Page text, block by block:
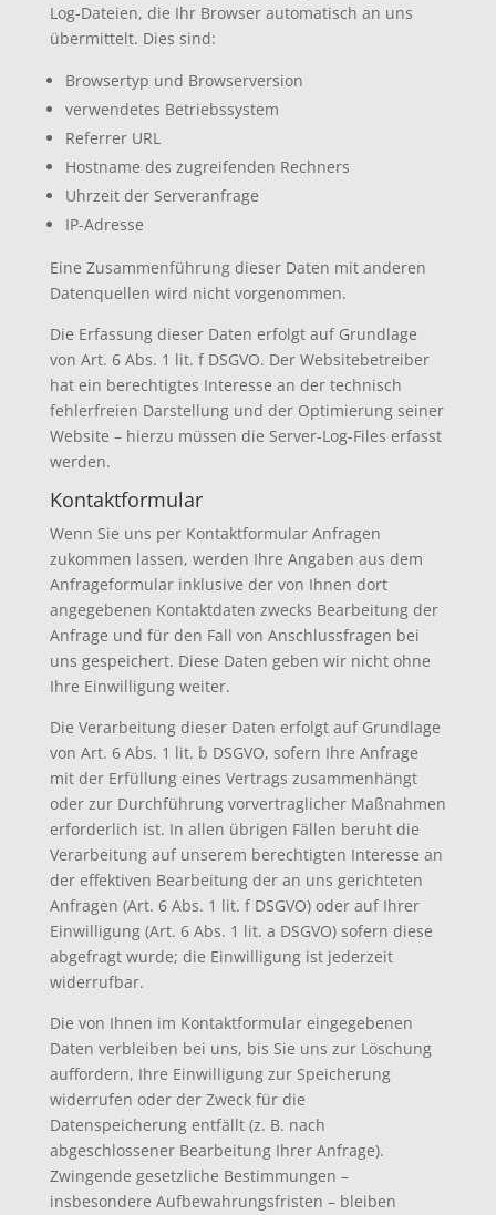
Log-Dateien, die Ihr Browser automatisch an uns
übermittelt. Dies sind:
Browsertyp und Browserversion
verwendetes Betriebssystem
Referrer URL
Hostname des zugreifenden Rechners
Uhrzeit der Serveranfrage
IP-Adresse
Eine Zusammenführung dieser Daten mit anderen
Datenquellen wird nicht vorgenommen.
Die Erfassung dieser Daten erfolgt auf Grundlage
von Art. 6 Abs. 1 lit. f DSGVO. Der Websitebetreiber
hat ein berechtigtes Interesse an der technisch
fehlerfreien Darstellung und der Optimierung seiner
Website – hierzu müssen die Server-Log-Files erfasst
werden.
Kontaktformular
Wenn Sie uns per Kontaktformular Anfragen
zukommen lassen, werden Ihre Angaben aus dem
Anfrageformular inklusive der von Ihnen dort
angegebenen Kontaktdaten zwecks Bearbeitung der
Anfrage und für den Fall von Anschlussfragen bei
uns gespeichert. Diese Daten geben wir nicht ohne
Ihre Einwilligung weiter.
Die Verarbeitung dieser Daten erfolgt auf Grundlage
von Art. 6 Abs. 1 lit. b DSGVO, sofern Ihre Anfrage
mit der Erfüllung eines Vertrags zusammenhängt
oder zur Durchführung vorvertraglicher Maßnahmen
erforderlich ist. In allen übrigen Fällen beruht die
Verarbeitung auf unserem berechtigten Interesse an
der effektiven Bearbeitung der an uns gerichteten
Anfragen (Art. 6 Abs. 1 lit. f DSGVO) oder auf Ihrer
Einwilligung (Art. 6 Abs. 1 lit. a DSGVO) sofern diese
abgefragt wurde; die Einwilligung ist jederzeit
widerrufbar.
Die von Ihnen im Kontaktformular eingegebenen
Daten verbleiben bei uns, bis Sie uns zur Löschung
auffordern, Ihre Einwilligung zur Speicherung
widerrufen oder der Zweck für die
Datenspeicherung entfällt (z. B. nach
abgeschlossener Bearbeitung Ihrer Anfrage).
Zwingende gesetzliche Bestimmungen –
insbesondere Aufbewahrungsfristen – bleiben